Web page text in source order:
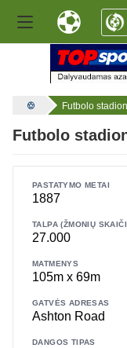
Futbolo
Futbolo
PASTATYMO METAI
1887
TALPA (ŽMONIŲ
27.000
MATMENYS
105m x 69m
GATVĖS ADRESAS
Ashton Road
DANGOS TIPAS